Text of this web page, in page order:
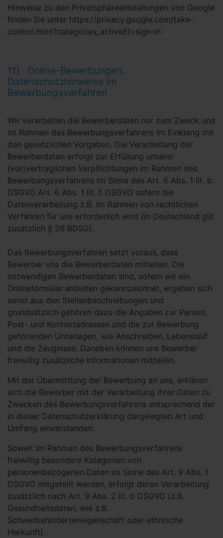
Hinweise zu den Privatsphäreeinstellungen von Google
finden Sie unter https://privacy.google.com/take-
control.html?categories_activeEl=sign-in
11) Online-Bewerbungen,
Datenschutzhinweise im
Bewerbungsverfahren
Wir verarbeiten die Bewerberdaten nur zum Zweck und
im Rahmen des Bewerbungsverfahrens im Einklang mit
den gesetzlichen Vorgaben. Die Verarbeitung der
Bewerberdaten erfolgt zur Erfüllung unserer
(vor)vertraglichen Verpflichtungen im Rahmen des
Bewerbungsverfahrens im Sinne des Art. 6 Abs. 1 lit. b.
DSGVO Art. 6 Abs. 1 lit. f. DSGVO sofern die
Datenverarbeitung z.B. im Rahmen von rechtlichen
Verfahren für uns erforderlich wird (in Deutschland gilt
zusätzlich § 26 BDSG).
Das Bewerbungsverfahren setzt voraus, dass
Bewerber uns die Bewerberdaten mitteilen. Die
notwendigen Bewerberdaten sind, sofern wir ein
Onlineformular anbieten gekennzeichnet, ergeben sich
sonst aus den Stellenbeschreibungen und
grundsätzlich gehören dazu die Angaben zur Person,
Post- und Kontaktadressen und die zur Bewerbung
gehörenden Unterlagen, wie Anschreiben, Lebenslauf
und die Zeugnisse. Daneben können uns Bewerber
freiwillig zusätzliche Informationen mitteilen.
Mit der Übermittlung der Bewerbung an uns, erklären
sich die Bewerber mit der Verarbeitung ihrer Daten zu
Zwecken des Bewerbungsverfahrens entsprechend der
in dieser Datenschutzerklärung dargelegten Art und
Umfang einverstanden.
Soweit im Rahmen des Bewerbungsverfahrens
freiwillig besondere Kategorien von
personenbezogenen Daten im Sinne des Art. 9 Abs. 1
DSGVO mitgeteilt werden, erfolgt deren Verarbeitung
zusätzlich nach Art. 9 Abs. 2 lit. b DSGVO (z.B.
Gesundheitsdaten, wie z.B.
Schwerbehinderteneigenschaft oder ethnische
Herkunft).